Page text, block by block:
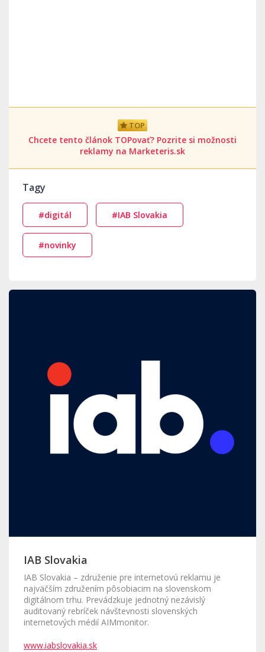
TOP
Chcete tento článok TOPovať? Pozrite si možnosti
reklamy na Marketeris.sk
Tagy
#digitál #IAB Slovakia
#novinky
IAB Slovakia
IAB Slovakia – združenie pre internetovú reklamu je
najväčším združením pôsobiacim na slovenskom
digitálnom trhu. Prevádzkuje jednotný nezávislý
auditovaný rebríček návštevnosti slovenských
internetových médií AIMmonitor.
www.iabslovakia.sk